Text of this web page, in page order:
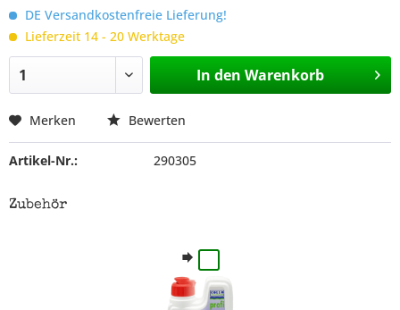
DE Versandkostenfreie Lieferung!
Lieferzeit 14 - 20 Werktage
In den Warenkorb
Merken Bewerten
Artikel-Nr.: 290305
Zubehör